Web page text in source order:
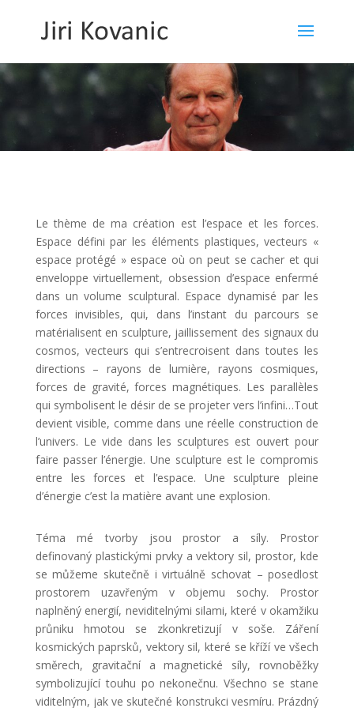
Le thème de ma création est l’espace et les forces.
Espace défini par les éléments plastiques, vecteurs «
espace protégé » espace où on peut se cacher et qui
enveloppe virtuellement, obsession d’espace enfermé
dans un volume sculptural. Espace dynamisé par les
forces invisibles, qui, dans l’instant du parcours se
matérialisent en sculpture, jaillissement des signaux du
cosmos, vecteurs qui s’entrecroisent dans toutes les
directions – rayons de lumière, rayons cosmiques,
forces de gravité, forces magnétiques. Les parallèles
qui symbolisent le désir de se projeter vers l’infini…Tout
devient visible, comme dans une réelle construction de
l’univers. Le vide dans les sculptures est ouvert pour
faire passer l’énergie. Une sculpture est le compromis
entre les forces et l’espace. Une sculpture pleine
d’énergie c’est la matière avant une explosion.
Téma mé tvorby jsou prostor a síly. Prostor
definovaný plastickými prvky a vektory sil, prostor, kde
se můžeme skutečně i virtuálně schovat – posedlost
prostorem uzavřeným v objemu sochy. Prostor
naplněný energií, neviditelnými silami, které v okamžiku
průniku hmotou se zkonkretizují v soše. Záření
kosmických paprsků, vektory sil, které se kříží ve všech
směrech, gravitační a magnetické síly, rovnoběžky
symbolizující touhu po nekonečnu. Všechno se stane
viditelným, jak ve skutečné konstrukci vesmíru. Prázdný